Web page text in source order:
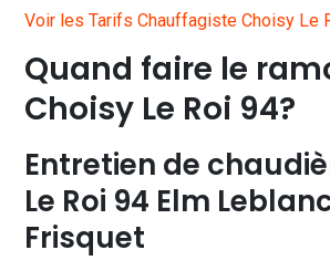
Voir les Tarifs Chauffagiste Choisy Le
Quand faire le
Choisy Le Roi 94?
Entretien de
Le Roi 94 Elm
Frisquet